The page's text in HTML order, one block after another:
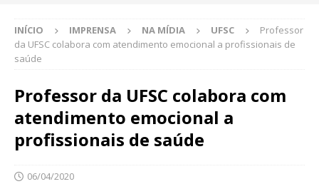
INÍCIO IMPRENSA NA MÍDIA UFSC
Professor
da UFSC colabora com atendimento emocional a profissionais de
saúde
Professor da UFSC colabora com
atendimento emocional a
profissionais de saúde
06/04/2020